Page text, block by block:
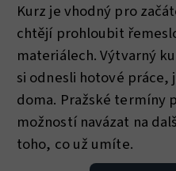
Kurz je vhodný pro
chtějí prohloubit
materiálech. Výtvarný
si odnesli hotové
doma. Pražské termíny
možností navázat na
toho, co už umíte.